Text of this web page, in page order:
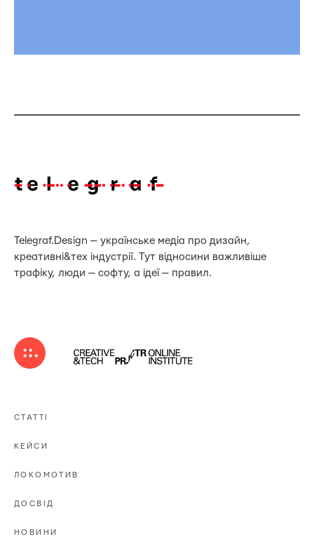
Telegraf.Design — українське медіа про дизайн,
креативні&тех індустрії. Тут відносини важливіше
трафіку, люди — софту, а ідеї — правил.
СТАТТІ
КЕЙСИ
ЛОКОМОТИВ
ДОСВІД
НОВИНИ